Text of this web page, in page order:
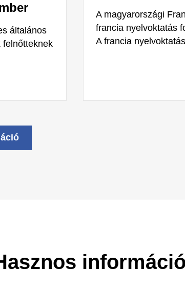
általános
felnőtteknek
A magyarországi
francia nyelvoktatás
A francia